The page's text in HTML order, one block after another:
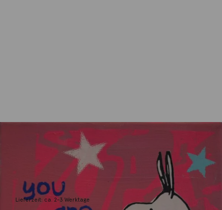
Flores, Anna
You are wow
99,00 €
Lieferzeit: ca. 2-3 Werktage